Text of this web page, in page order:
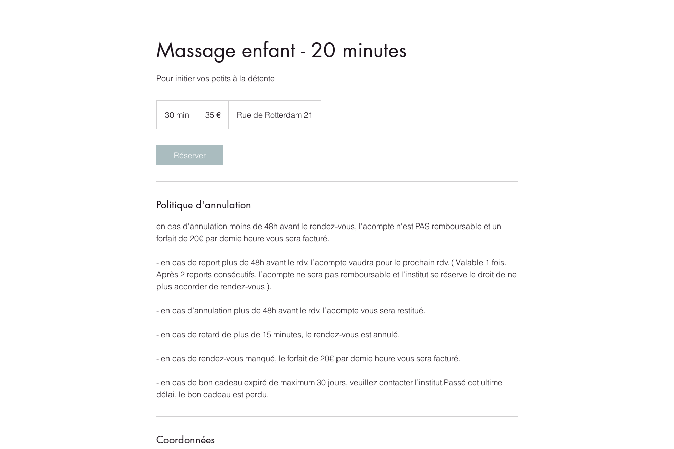
Massage enfant - 20 minutes
Pour initier vos petits à la détente
30 min
0
n
35 € Rue de Rotterdam 21
Réserver
Politique d'annulation
en cas d'annulation moins de 48h avant le rendez-vous, l'acompte n'est PAS remboursable et un
forfait de 20€ par demie heure vous sera facturé.
- en cas de report plus de 48h avant le rdv, l’acompte vaudra pour le prochain rdv. ( Valable 1 fois.
Après 2 reports consécutifs, l’acompte ne sera pas remboursable et l’institut se réserve le droit de ne
plus accorder de rendez-vous ).
- en cas d’annulation plus de 48h avant le rdv, l’acompte vous sera restitué.
- en cas de retard de plus de 15 minutes, le rendez-vous est annulé.
- en cas de rendez-vous manqué, le forfait de 20€ par demie heure vous sera facturé.
- en cas de bon cadeau expiré de maximum 30 jours, veuillez contacter l’institut.Passé cet ultime
délai, le bon cadeau est perdu.
Coordonnées